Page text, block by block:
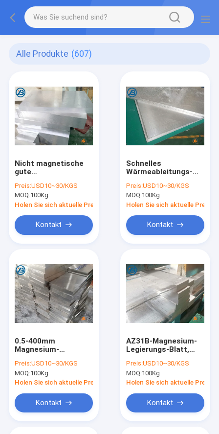
Alle Produkte (607)
Nicht magnetische
gute
Legierung überziehen
gute Stoßdämpfung
Preis:USD10~30/KGS
MOQ:100Kg
Holen Sie sich aktuelle Preis
Kontakt
Schnelles
Wärmeableitungs-
gute
Preis:USD10~30/KGS
MOQ:100Kg
Holen Sie sich aktuelle Preis
Kontakt
0.5-400mm
Magnesium-
guter Widerstand zur
organischen/alkalischen
Korrosion
Preis:USD10~30/KGS
MOQ:100Kg
Holen Sie sich aktuelle Preis
Kontakt
AZ31B-Magnesium-
Legierungs-Blatt,
additive Magnesium-
Platte
Preis:USD10~30/KGS
MOQ:100Kg
Holen Sie sich aktuelle Preis
Kontakt